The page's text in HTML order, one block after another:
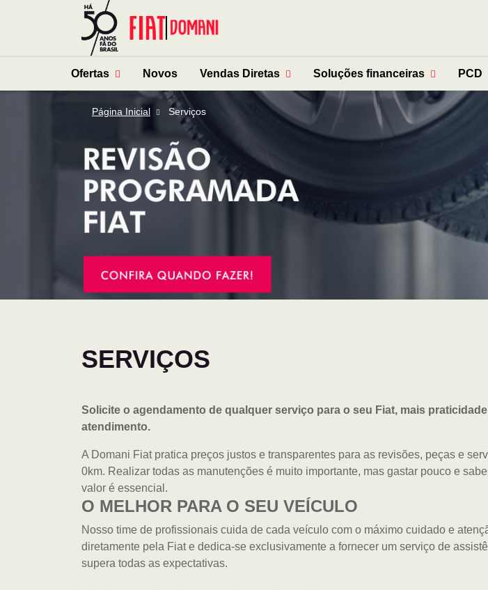
Ofertas Novos Vendas Diretas Soluções financeiras PCD
Página Inicial Serviços
SERVIÇOS
Solicite o agendamento de qualquer serviço para o seu Fiat, mais
atendimento.
A Domani Fiat pratica preços justos e transparentes para as revisões, peças e
0km. Realizar todas as manutenções é muito importante, mas gastar pouco e
valor é essencial.
O MELHOR PARA O SEU VEÍCULO
Nosso time de profissionais cuida de cada veículo com o máximo cuidado e
diretamente pela Fiat e dedica-se exclusivamente a fornecer um serviço de
supera todas as expectativas.